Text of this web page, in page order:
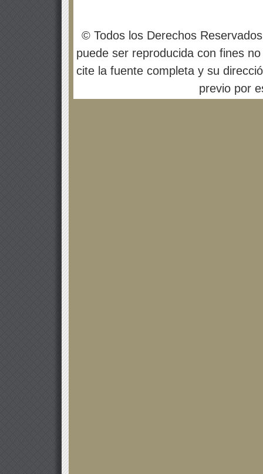
© Todos los Derechos
puede ser reproducida con fines
cite la fuente completa y su
previo por